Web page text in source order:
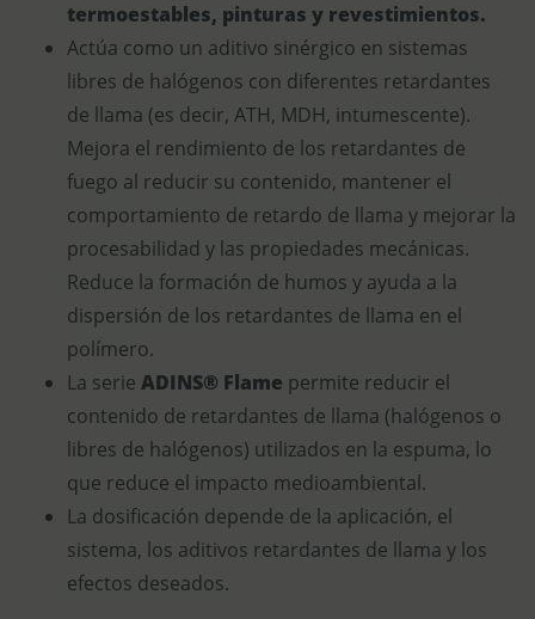
termoestables, pinturas y revestimientos.
Actúa como un aditivo sinérgico en sistemas
libres de halógenos con diferentes retardantes
de llama (es decir, ATH, MDH, intumescente).
Mejora el rendimiento de los retardantes de
fuego al reducir su contenido, mantener el
comportamiento de retardo de llama y mejorar la
procesabilidad y las propiedades mecánicas.
Reduce la formación de humos y ayuda a la
dispersión de los retardantes de llama en el
polímero.
La serie ADINS® Flame permite reducir el
contenido de retardantes de llama (halógenos o
libres de halógenos) utilizados en la espuma, lo
que reduce el impacto medioambiental.
La dosificación depende de la aplicación, el
sistema, los aditivos retardantes de llama y los
efectos deseados.